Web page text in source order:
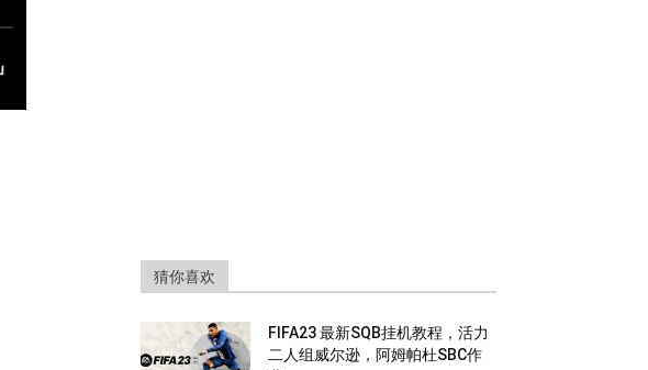
猜你喜欢
FIFA23 最新SQB挂机教程，活力
二人组威尔逊，阿姆帕杜SBC作